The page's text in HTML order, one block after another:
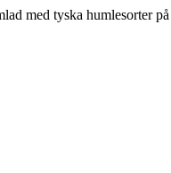
med tyska humlesorter